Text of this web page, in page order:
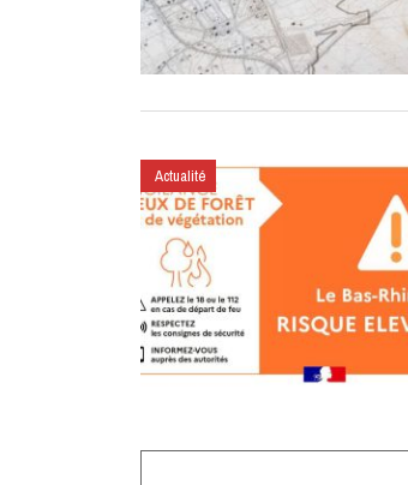
Actualité